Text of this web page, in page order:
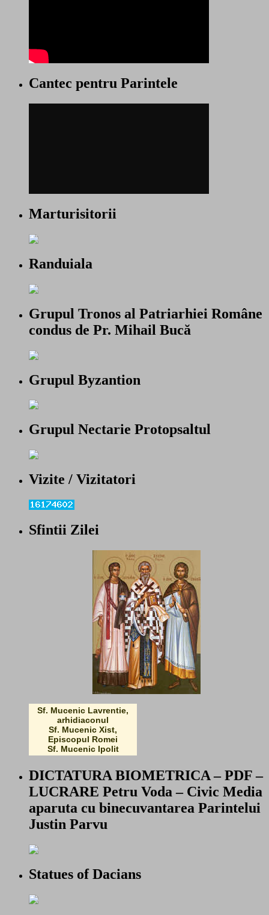
Cantec pentru Parintele
Marturisitorii
Randuiala
Grupul Tronos al Patriarhiei Române
condus de Pr. Mihail Bucă
Grupul Byzantion
Grupul Nectarie Protopsaltul
Vizite / Vizitatori
Sfintii Zilei
Sf. Mucenic Lavrentie,
arhidiaconul
Sf. Mucenic Xist,
Episcopul Romei
Sf. Mucenic Ipolit
DICTATURA BIOMETRICA – PDF –
LUCRARE Petru Voda – Civic Media
aparuta cu binecuvantarea Parintelui
Justin Parvu
Statues of Dacians